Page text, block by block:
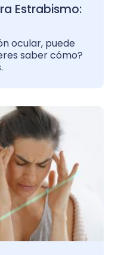
Estrabismo:
ocular, puede
saber cómo?